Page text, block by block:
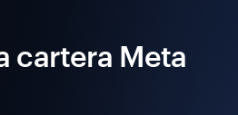
cartera Meta